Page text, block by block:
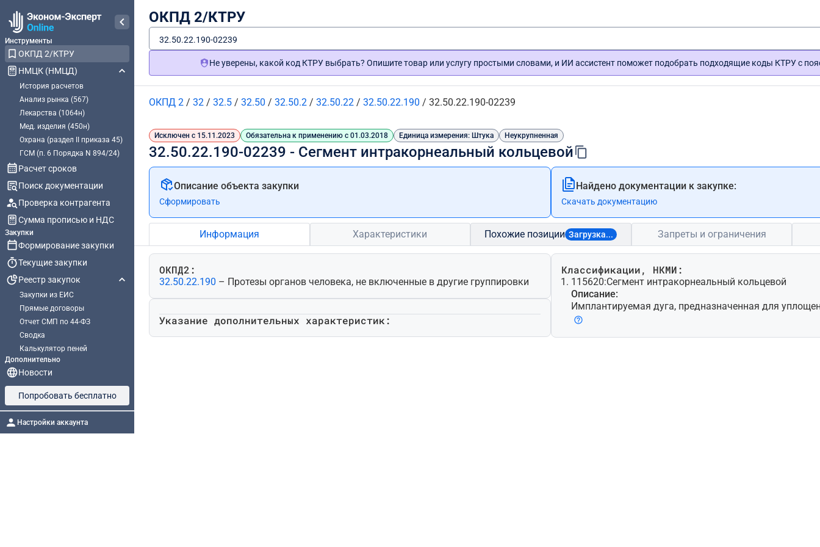
Инструменты
ОКПД 2/КТРУ
НМЦК (НМЦД)
История расчетов
Анализ рынка (567)
Лекарства (1064н)
Мед. изделия (450н)
Охрана (раздел II приказа 45)
ГСМ (п. 6 Порядка N 894/24)
Расчет сроков
Поиск документации
Проверка контрагента
Сумма прописью и НДС
Закупки
Формирование закупки
Текущие закупки
Реестр закупок
Закупки из ЕИС
Прямые договоры
Отчет СМП по 44-ФЗ
Сводка
Калькулятор пеней
Дополнительно
Новости
Попробовать бесплатно
Настройки аккаунта
ОКПД 2/КТРУ
32.50.22.190-02239
Не уверены, какой код КТРУ выбрать? Опишите товар или услугу простыми словами, и ИИ ассистент поможет подобрать подходящие коды КТРУ с
ОКПД 2 / 32 / 32.5 / 32.50 / 32.50.2 / 32.50.22 / 32.50.22.190 / 32.50.22.190-02239
Исключен с 15.11.2023 Обязательна к применению с 01.03.2018 Единица измерения: Штука Неукрупненная
32.50.22.190-02239 - Сегмент интракорнеальный кольцевой
Описание объекта закупки
Сформировать
Найдено документации к закупке:
Скачать документацию
Информация Характеристики Похожие позиции Загрузка... Запреты и ограничения
ОКПД2:
32.50.22.190 – Протезы органов человека, не включенные в другие группировки
Указание дополнительных характеристик:
Классификации, НКМИ:
115620:Сегмент интракорнеальный кольцевой
Описание:
Имплантируемая дуга, предназначенная для
ней части роговицы без нарушения зрительной оси